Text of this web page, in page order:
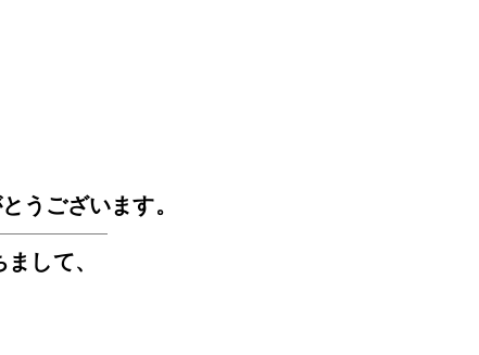
うございます。
まして、